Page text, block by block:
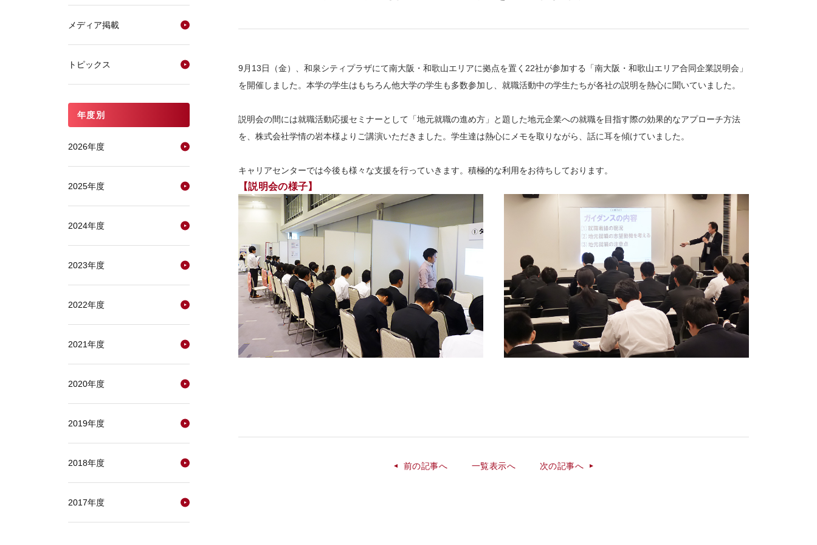
9月13日（金）、和泉シティプラザにて南大阪・和歌山エリアに拠点を置く22社が参加する「南大阪・和歌山エリア合同企業説明会」
を開催しました。本学の学生はもちろん他大学の学生も多数参加し、就職活動中の学生たちが各社の説明を熱心に聞いていました。
説明会の間には就職活動応援セミナーとして「地元就職の進め方」と題した地元企業への就職を目指す際の効果的なアプローチ方法
を、株式会社学情の岩本様よりご講演いただきました。学生達は熱心にメモを取りながら、話に耳を傾けていました。
キャリアセンターでは今後も様々な支援を行っていきます。積極的な利用をお待ちしております。
【説明会の様子】
前の記事へ 一覧表示へ 次の記事へ
メディア掲載
トピックス
年度別
2026年度
2025年度
2024年度
2023年度
2022年度
2021年度
2020年度
2019年度
2018年度
2017年度